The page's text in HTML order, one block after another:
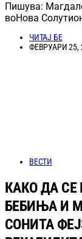
Пишува:
воНова
ЧИТАЈ БЕ
ФЕВРУАРИ 25,
ВЕСТИ
КАКО ДА СЕ
БЕБИЊА И
СОНИТА